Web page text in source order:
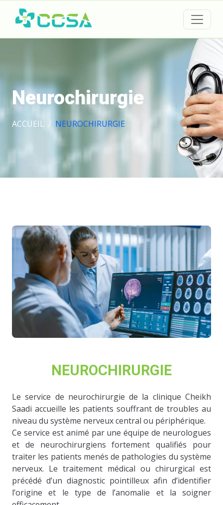
Neurochirurgie
ACCUEIL NEUROCHIRURGIE
NEUROCHIRURGIE
Le service de neurochirurgie de la clinique Cheikh
Saadi accueille les patients souffrant de troubles au
niveau du système nerveux central ou périphérique.
Ce service est animé par une équipe de neurologues
et de neurochirurgiens fortement qualifiés pour
traiter les patients menés de pathologies du système
nerveux. Le traitement médical ou chirurgical est
précédé d’un diagnostic pointilleux afin d’identifier
l’origine et le type de l’anomalie et la soigner